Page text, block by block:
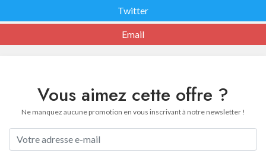
Twitter
Email
Vous aimez cette offre ?
Ne manquez aucune promotion en vous inscrivant à notre newsletter !